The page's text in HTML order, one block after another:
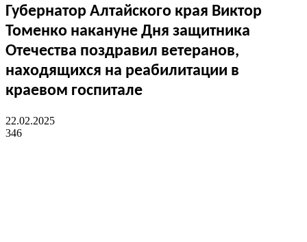
Губернатор Алтайского края Виктор
Томенко накануне Дня защитника
Отечества поздравил ветеранов,
находящихся на реабилитации в
краевом госпитале
22.02.2025
346